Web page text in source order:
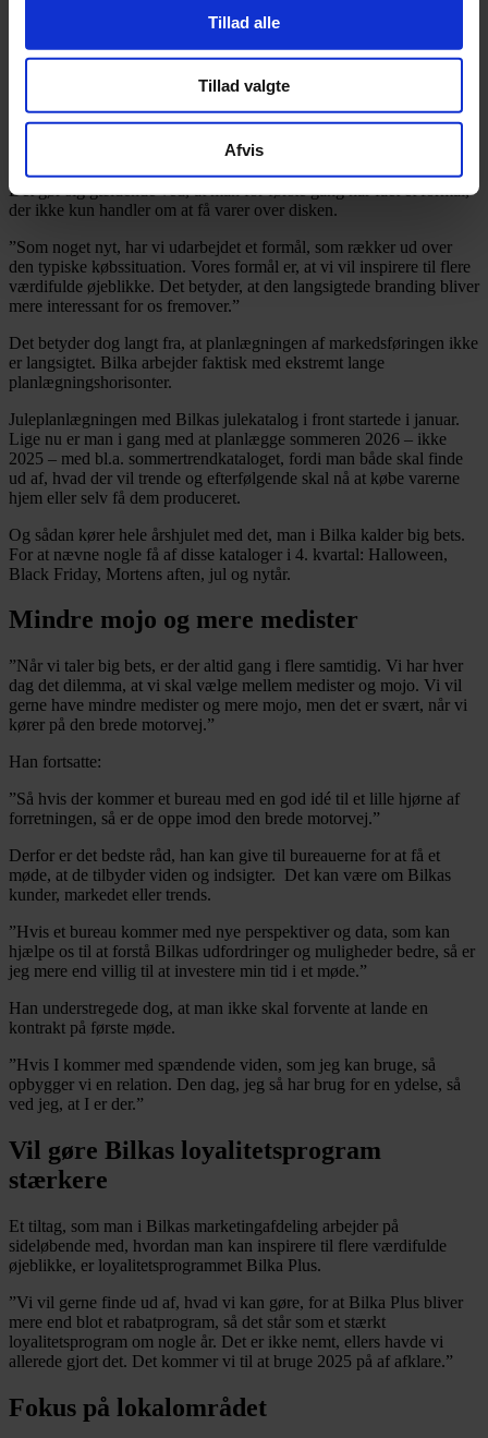
Tillad alle
Tillad valgte
Afvis
Bilka vil inspirere til flere værdifulde
øjeblikke
Fremadrettet kommer man dog til at arbejde mere med et langsigtet
hvor man ønsker at opbygge en stærkere relation til kunderne.
Det gør sig gældende ved, at man for første gang har fået et formål,
der ikke kun handler om at få varer over disken.
”Som noget nyt, har vi udarbejdet et formål, som rækker ud over
den typiske købssituation. Vores formål er, at vi vil inspirere til flere
værdifulde øjeblikke. Det betyder, at den langsigtede branding bliver
mere interessant for os fremover.”
Det betyder dog langt fra, at planlægningen af markedsføringen ikke
er langsigtet. Bilka arbejder faktisk med ekstremt lange
planlægningshorisonter.
Juleplanlægningen med Bilkas julekatalog i front startede i januar.
Lige nu er man i gang med at planlægge sommeren 2026 – ikke
2025 – med bl.a. sommertrendkataloget, fordi man både skal finde
ud af, hvad der vil trende og efterfølgende skal nå at købe varerne
hjem eller selv få dem produceret.
Og sådan kører hele årshjulet med det, man i Bilka kalder big bets.
For at nævne nogle få af disse kataloger i 4. kvartal: Halloween,
Black Friday, Mortens aften, jul og nytår.
Mindre mojo og mere medister
”Når vi taler big bets, er der altid gang i flere samtidig. Vi har hver
dag det dilemma, at vi skal vælge mellem medister og mojo. Vi vil
gerne have mindre medister og mere mojo, men det er svært, når vi
kører på den brede motorvej.”
Han fortsatte:
”Så hvis der kommer et bureau med en god idé til et lille hjørne af
forretningen, så er de oppe imod den brede motorvej.”
Derfor er det bedste råd, han kan give til bureauerne for at få et
møde, at de tilbyder viden og indsigter. Det kan være om Bilkas
kunder, markedet eller trends.
”Hvis et bureau kommer med nye perspektiver og data, som kan
hjælpe os til at forstå Bilkas udfordringer og muligheder bedre, så er
jeg mere end villig til at investere min tid i et møde.”
Han understregede dog, at man ikke skal forvente at lande en
kontrakt på første møde.
”Hvis I kommer med spændende viden, som jeg kan bruge, så
opbygger vi en relation. Den dag, jeg så har brug for en ydelse, så
ved jeg, at I er der.”
Vil gøre Bilkas loyalitetsprogram
stærkere
Et tiltag, som man i Bilkas marketingafdeling arbejder på
sideløbende med, hvordan man kan inspirere til flere værdifulde
øjeblikke, er loyalitetsprogrammet Bilka Plus.
”Vi vil gerne finde ud af, hvad vi kan gøre, for at Bilka Plus bliver
mere end blot et rabatprogram, så det står som et stærkt
loyalitetsprogram om nogle år. Det er ikke nemt, ellers havde vi
allerede gjort det. Det kommer vi til at bruge 2025 på af afklare.”
Fokus på lokalområdet